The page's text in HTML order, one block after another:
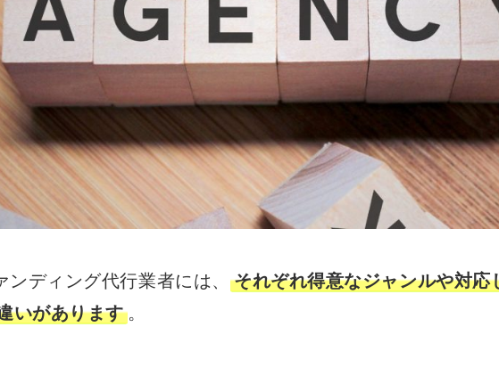
ンディング代行業者には、
それぞれ得意なジャンルや対応
いがあります 。